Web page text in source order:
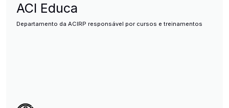
ACI Educa
Departamento da ACIRP responsável por cursos e treinamentos